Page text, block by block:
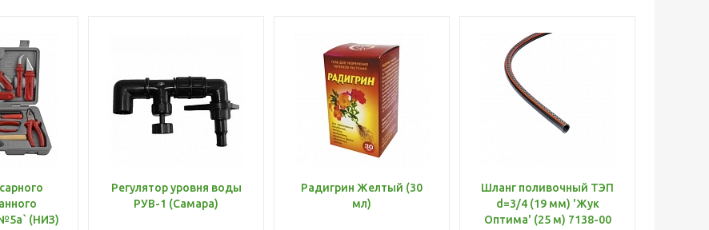
инструмента №5а` (НИЗ)
Регулятор уровня воды
РУВ-1 (Самара)
Радигрин Желтый (30
мл)
Шланг поливочный ТЭП
d=3/4 (19 мм) 'Жук
Оптима' (25 м) 7138-00